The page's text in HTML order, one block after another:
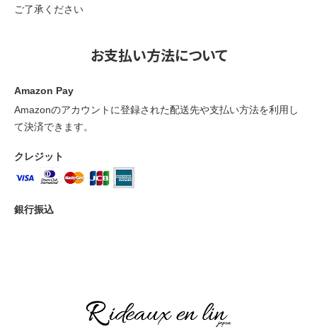
ご了承ください
お支払い方法について
Amazon Pay
Amazonのアカウントに登録された配送先や支払い方法を利用し
て決済できます。
クレジット
銀行振込